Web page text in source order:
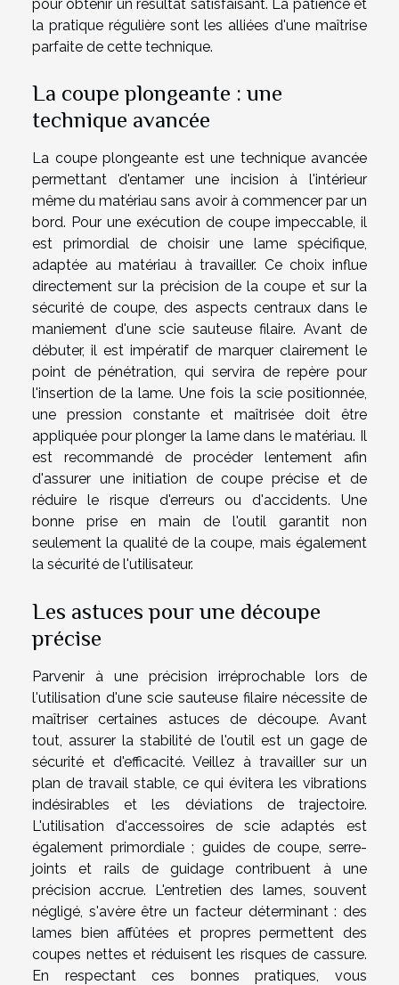
pour obtenir un résultat satisfaisant. La patience et
la pratique régulière sont les alliées d'une maîtrise
parfaite de cette technique.
La coupe plongeante : une
technique avancée
La coupe plongeante est une technique avancée
permettant d'entamer une incision à l'intérieur
même du matériau sans avoir à commencer par un
bord. Pour une exécution de coupe impeccable, il
est primordial de choisir une lame spécifique,
adaptée au matériau à travailler. Ce choix influe
directement sur la précision de la coupe et sur la
sécurité de coupe, des aspects centraux dans le
maniement d'une scie sauteuse filaire. Avant de
débuter, il est impératif de marquer clairement le
point de pénétration, qui servira de repère pour
l'insertion de la lame. Une fois la scie positionnée,
une pression constante et maîtrisée doit être
appliquée pour plonger la lame dans le matériau. Il
est recommandé de procéder lentement afin
d'assurer une initiation de coupe précise et de
réduire le risque d'erreurs ou d'accidents. Une
bonne prise en main de l'outil garantit non
seulement la qualité de la coupe, mais également
la sécurité de l'utilisateur.
Les astuces pour une découpe
précise
Parvenir à une précision irréprochable lors de
l'utilisation d'une scie sauteuse filaire nécessite de
maîtriser certaines astuces de découpe. Avant
tout, assurer la stabilité de l'outil est un gage de
sécurité et d'efficacité. Veillez à travailler sur un
plan de travail stable, ce qui évitera les vibrations
indésirables et les déviations de trajectoire.
L'utilisation d'accessoires de scie adaptés est
également primordiale ; guides de coupe, serre-
joints et rails de guidage contribuent à une
précision accrue. L'entretien des lames, souvent
négligé, s'avère être un facteur déterminant : des
lames bien affûtées et propres permettent des
coupes nettes et réduisent les risques de cassure.
En respectant ces bonnes pratiques, vous